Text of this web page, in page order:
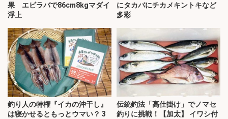
果 エビラバで86cm8kgマダイ
浮上
にタカバにチカメキントキなど
多彩
釣り人の特権『イカの沖干し』
は寝かせるともっとウマい？ 3
伝統釣法「高仕掛け」でノマセ
釣りに挑戦！【加太】 イワシ付